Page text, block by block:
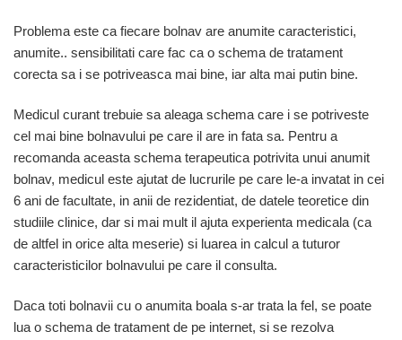
Problema este ca fiecare bolnav are anumite caracteristici,
anumite.. sensibilitati care fac ca o schema de tratament
corecta sa i se potriveasca mai bine, iar alta mai putin bine.
Medicul curant trebuie sa aleaga schema care i se potriveste
cel mai bine bolnavului pe care il are in fata sa. Pentru a
recomanda aceasta schema terapeutica potrivita unui anumit
bolnav, medicul este ajutat de lucrurile pe care le-a invatat in cei
6 ani de facultate, in anii de rezidentiat, de datele teoretice din
studiile clinice, dar si mai mult il ajuta experienta medicala (ca
de altfel in orice alta meserie) si luarea in calcul a tuturor
caracteristicilor bolnavului pe care il consulta.
Daca toti bolnavii cu o anumita boala s-ar trata la fel, se poate
lua o schema de tratament de pe internet, si se rezolva